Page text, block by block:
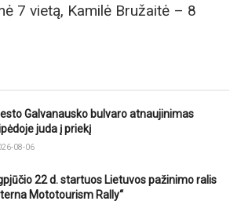
7 vietą, Kamilė Bružaitė – 8
Galvanausko bulvaro atnaujinimas
juda į priekį
08-06
22 d. startuos Lietuvos pažinimo ralis
Mototourism Rally“